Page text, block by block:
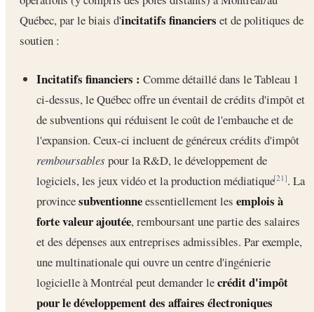
Québec, par le biais d'incitatifs financiers et de politiques de
soutien :
Incitatifs financiers : Comme détaillé dans le Tableau 1
ci-dessus, le Québec offre un éventail de crédits d'impôt et
de subventions qui réduisent le coût de l'embauche et de
l'expansion. Ceux-ci incluent de généreux crédits d'impôt
remboursables pour la R&D, le développement de
logiciels, les jeux vidéo et la production médiatique[21]. La
provincesubventionneessentiellement les emplois à
forte valeur ajoutée, remboursant une partie des salaires
et des dépenses aux entreprises admissibles. Par exemple,
une multinationale qui ouvre un centre d'ingénierie
logicielle à Montréal peut demander lecrédit d'impôt
pour le développement des affaires électroniques